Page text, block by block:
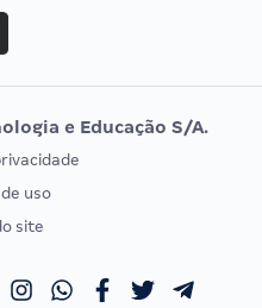
Vunesp
EXAME DE ORDEM
Calendário OAB
e Educação S/A.
uso
site